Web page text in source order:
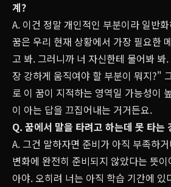
계?
A. 이건 정말 개인적인 부분이라 일반
꿈은 우리 현재 상황에서 가장 필요한
고 봐. 그러니까 너 자신한테 물어봐
장 강하게 움직여야 할 부분이 뭐지?"
로 이 꿈이 지적하는 영역일 가능성이
이 아는 답을 끄집어내는 거거든요.
Q. 꿈에서 말을 타려고 하는데 못 타는
A. 그건 말하자면 준비가 아직 부족하
변화에 완전히 준비되지 않았다는 뜻
아야. 오히려 너는 아직 학습 기간에 있